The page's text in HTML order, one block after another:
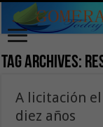
Tag Archives:
A licitación el
diez años